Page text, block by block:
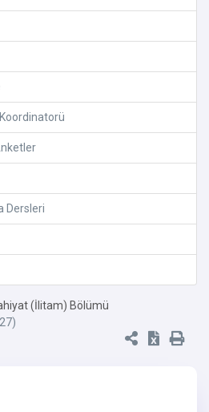
Dersleri
(İlitam) Bölümü